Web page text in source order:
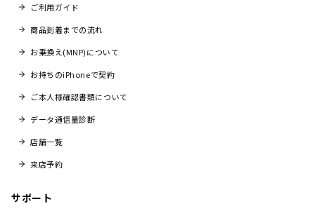
ご利用ガイド
商品到着までの流れ
お乗換え(MNP)について
お持ちのiPhoneで契約
ご本人様確認書類について
データ通信量診断
店舗一覧
来店予約
サポート